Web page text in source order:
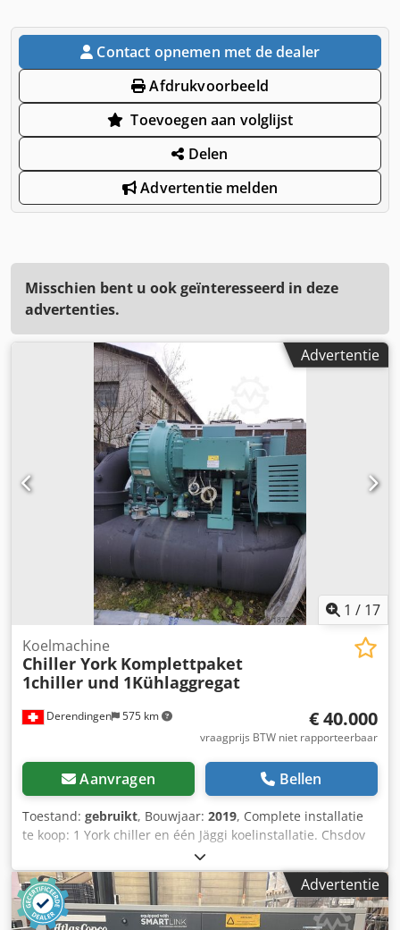
Contact opnemen met de dealer
Afdrukvoorbeeld
Toevoegen aan volglijst
Delen
Advertentie melden
Misschien bent u ook geïnteresseerd in deze
advertenties.
Advertentie
1 / 17
Derendingen 575 km
Koelmachine
Chiller York Komplettpaket
1chiller und 1Kühlaggregat
€ 40.000
vraagprijs BTW niet rapporteerbaar
Aanvragen Bellen
Toestand: gebruikt, Bouwjaar: 2019, Complete installatie
te koop: 1 York chiller en één Jäggi koelinstallatie. Chsdov
Advertentie